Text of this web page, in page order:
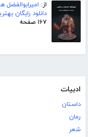
از: امیرابوالفضل
دانلود رایگان
۱۶۷ صفحه
ادبیات
داستان
رمان
شعر